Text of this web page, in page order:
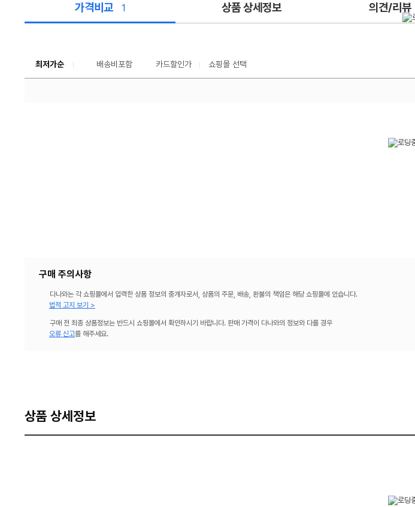
가격비교 1 상품 상세정보 의견/리뷰
최저가순 배송비포함 카드할인가 쇼핑몰 선택
구매 주의사항
다나와는 각 쇼핑몰에서 입력한 상품 정보의 중개자로서, 상품의 주문, 배송, 환불의 책임은 해당 쇼핑몰에 있습니다.
법적 고지 보기 >
구매 전 최종 상품정보는 반드시 쇼핑몰에서 확인하시기 바랍니다. 판매 가격이 다나와의 정보와 다를 경우
오류 신고를 해주세요.
상품 상세정보